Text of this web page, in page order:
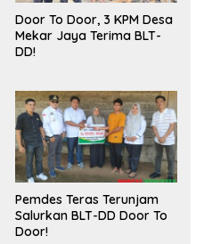
Door To Door, 3 KPM Desa
Mekar Jaya Terima BLT-
DD!
Pemdes Teras Terunjam
Salurkan BLT-DD Door To
Door!